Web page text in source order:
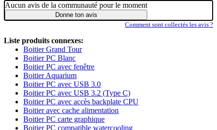
Aucun avis de la communauté pour le moment
Donne ton avis
Comment sont collectés les avis ?
Liste produits connexes:
Boitier Grand Tour
Boitier PC Blanc
Boitier PC avec fenêtre
Boitier Aquarium
Boitier PC avec USB 3.0
Boitier PC avec USB 3.2 (Type C)
Boitier PC avec accès backplate CPU
Boitier avec cache alimentation
Boitier PC carte graphique
Boitier PC compatible watercooling